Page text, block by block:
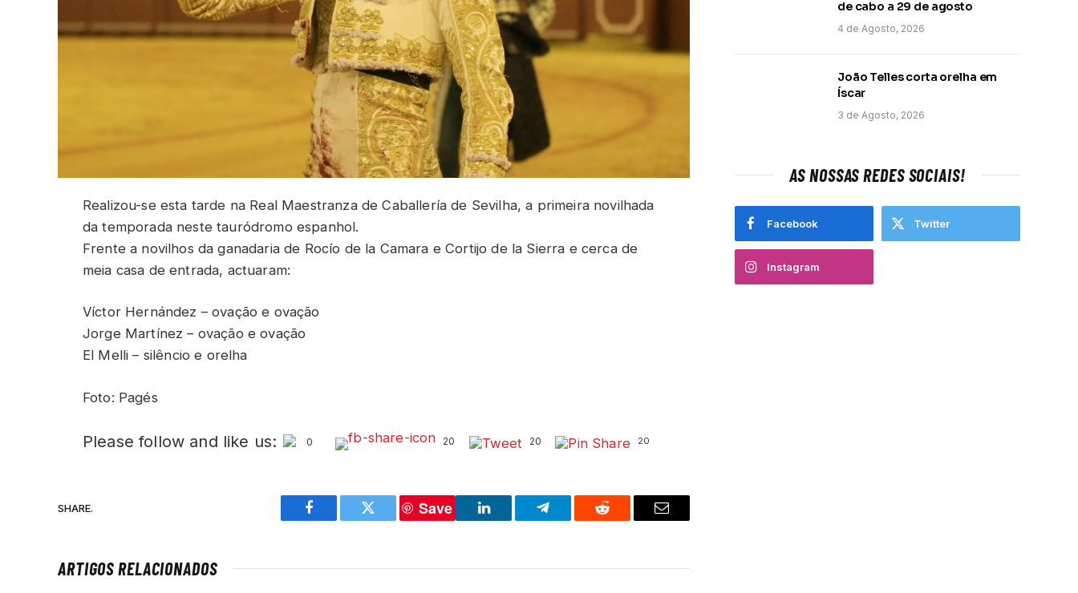
Realizou-se esta tarde na Real Maestranza de Caballería de Sevilha, a primeira novilhada
da temporada neste tauródromo espanhol.
Frente a novilhos da ganadaria de Rocío de la Camara e Cortijo de la Sierra e cerca de
meia casa de entrada, actuaram:
Víctor Hernández – ovação e ovação
Jorge Martínez – ovação e ovação
El Melli – silêncio e orelha
Foto: Pagés
Please follow and like us: 0 20 20 20
SHARE.
Facebook Twitter
Save
LinkedIn Telegram Reddit Email
ARTIGOS RELACIONADOS
de cabo a 29 de agosto
4 de Agosto, 2026
João Telles corta orelha em
Íscar
3 de Agosto, 2026
AS NOSSAS REDES SOCIAIS!
Facebook Twitter
Instagram